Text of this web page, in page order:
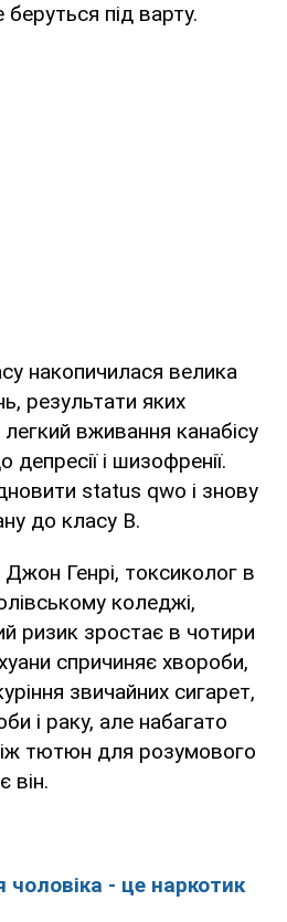
беруться під варту.
накопичилася велика
результати яких
вживання канабісу
і шизофренії.
status qwo і знову
до класу В.
Генрі, токсиколог в
коледжі,
ризик зростає в чотири
спричиняє хвороби,
звичайних сигарет,
і раку, але набагато
тютюн для розумового
він.
- це наркотик